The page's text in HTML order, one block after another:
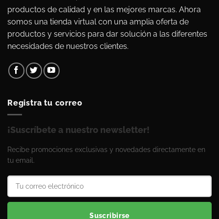
productos de calidad y en las mejores marcas. Ahora
somos una tienda virtual con una amplia oferta de
productos y servicios para dar solución a las diferentes
necesidades de nuestros clientes.
Registra tu correo
¡Suscríbete a nuestro newsletter!
Recibe promociones exclusivas y novedades directamente en
tu email.
Suscribirse